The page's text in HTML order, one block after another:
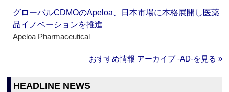
グローバルCDMOのApeloa、日本市場に本格展開し医薬
品イノベーションを推進
Apeloa Pharmaceutical
おすすめ情報 アーカイブ ‐AD‐を見る »
HEADLINE NEWS